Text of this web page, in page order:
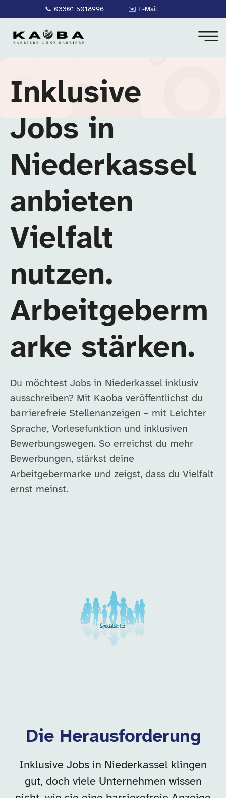
📞 03301 5018996 ✉️ E-Mail
Inklusive
Jobs in
Niederkassel
anbieten
Vielfalt
nutzen.
Arbeitgeberm
arke stärken.
Du möchtest Jobs in Niederkassel inklusiv
ausschreiben? Mit Kaoba veröffentlichst du
barrierefreie Stellenanzeigen – mit Leichter
Sprache, Vorlesefunktion und inklusiven
Bewerbungswegen. So erreichst du mehr
Bewerbungen, stärkst deine
Arbeitgebermarke und zeigst, dass du Vielfalt
ernst meinst.
Unsere Arbeitgeber in
Die Herausforderung
Inklusive Jobs in Niederkassel klingen
gut, doch viele Unternehmen wissen